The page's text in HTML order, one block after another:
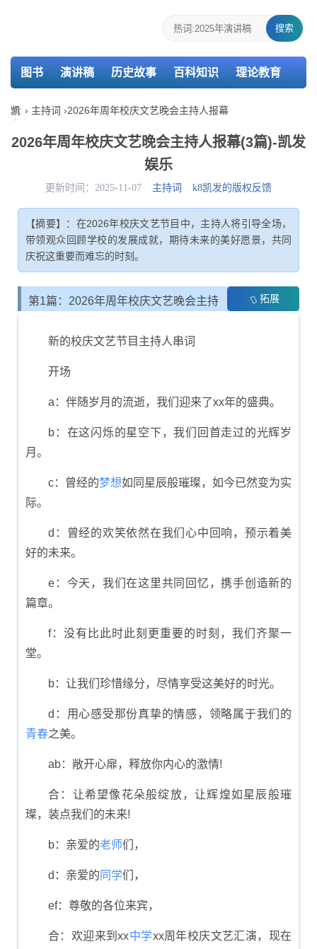
搜索
图书 演讲稿 历史故事 百科知识 理论教育
个人简历 报告 策划 教案 课件
主持词 述职报告 活动总结 介绍信
凯
娱
› 主持词 ›2026年周年校庆文艺晚会主持人报幕
2026年周年校庆文艺晚会主持人报幕(3篇)-凯发
娱乐
更新时间：2025-11-07 主持词 k8凯发的版权反馈
【摘要】：在2026年校庆文艺节目中，主持人将引导全场，
带领观众回顾学校的发展成就，期待未来的美好愿景，共同
庆祝这重要而难忘的时刻。
第1篇：2026年周年校庆文艺晚会主持 拓展
新的校庆文艺节目主持人串词
开场
a：伴随岁月的流逝，我们迎来了xx年的盛典。
b：在这闪烁的星空下，我们回首走过的光辉岁
月。
c：曾经的梦想如同星辰般璀璨，如今已然变为实
际。
d：曾经的欢笑依然在我们心中回响，预示着美
好的未来。
e：今天，我们在这里共同回忆，携手创造新的
篇章。
f：没有比此时此刻更重要的时刻，我们齐聚一
堂。
b：让我们珍惜缘分，尽情享受这美好的时光。
d：用心感受那份真挚的情感，领略属于我们的
青春之美。
ab：敞开心扉，释放你内心的激情!
合：让希望像花朵般绽放，让辉煌如星辰般璀
璨，装点我们的未来!
b：亲爱的老师们，
d：亲爱的 同学们，
ef：尊敬的各位来宾，
合：欢迎来到xx中学xx周年校庆文艺汇演，现在